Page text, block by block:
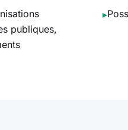
publiques,
▸